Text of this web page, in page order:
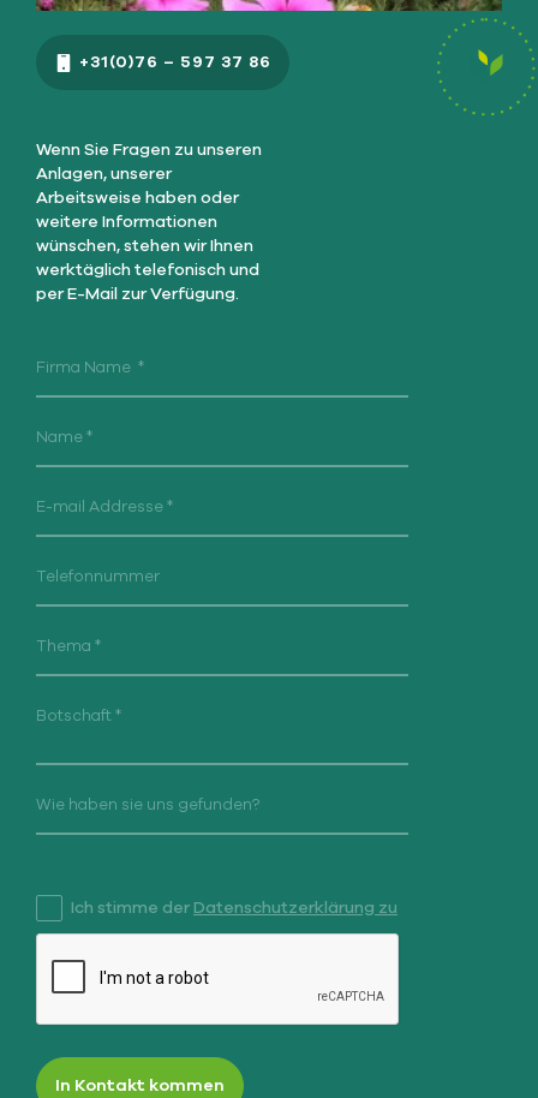
+31(0)76 – 597 37 86
Wenn Sie Fragen zu unseren
Anlagen, unserer
Arbeitsweise haben oder
weitere Informationen
wünschen, stehen wir Ihnen
werktäglich telefonisch und
per E-Mail zur Verfügung.
Ich stimme der Datenschutzerklärung zu
In Kontakt kommen